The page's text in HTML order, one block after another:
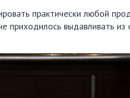
практически любой
приходилось выдавливать из